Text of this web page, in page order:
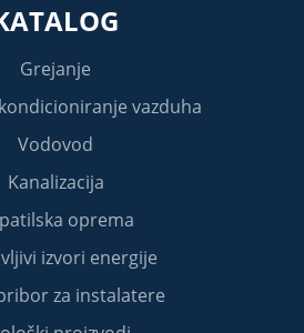
Grejanje
vazduha
Vodovod
Kanalizacija
oprema
izvori energije
za instalatere